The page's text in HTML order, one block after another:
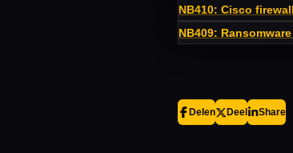
NB410: Cisco
NB409:
Delen Deel Share